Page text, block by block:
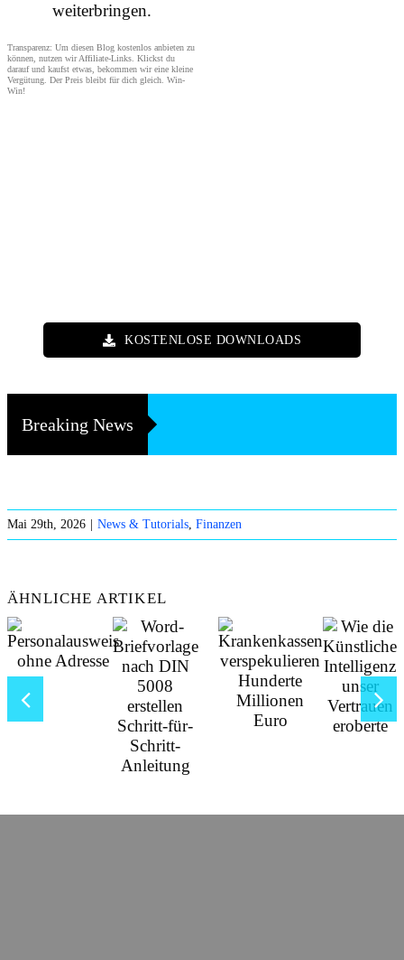
weiterbringen.
Transparenz: Um diesen Blog kostenlos anbieten zu
können, nutzen wir Affiliate-Links. Klickst du
darauf und kaufst etwas, bekommen wir eine kleine
Vergütung. Der Preis bleibt für dich gleich. Win-
Win!
KOSTENLOSE DOWNLOADS
Breaking News
Mai 29th, 2026 News & Tutorials, Finanzen
ÄHNLICHE ARTIKEL